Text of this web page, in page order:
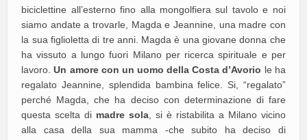
biciclettine all’esterno fino alla mongolfiera sul tavolo e noi
siamo andate a trovarle, Magda e Jeannine, una madre con
la sua figlioletta di tre anni. Magda è una giovane donna che
ha vissuto a lungo fuori Milano per ricerca spirituale e per
lavoro.Un amore con un uomo della Costa d’Avorio le ha
regalato Jeannine, splendida bambina felice. Si, “regalato”
perché Magda, che ha deciso con determinazione di fare
questa scelta di madre sola , si è ristabilita a Milano vicino
alla casa della sua mamma -che subito ha deciso di